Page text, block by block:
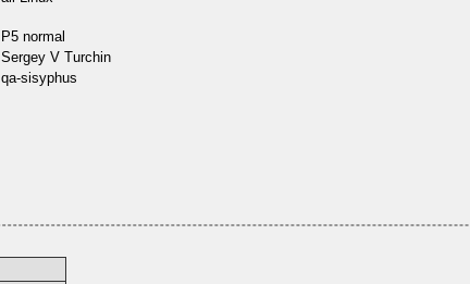
P5 normal
Sergey V Turchin
qa-sisyphus